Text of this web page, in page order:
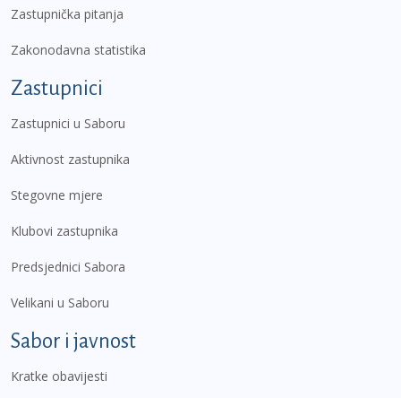
Zastupnička pitanja
Zakonodavna statistika
Zastupnici
Zastupnici u Saboru
Aktivnost zastupnika
Stegovne mjere
Klubovi zastupnika
Predsjednici Sabora
Velikani u Saboru
Sabor i javnost
Kratke obavijesti